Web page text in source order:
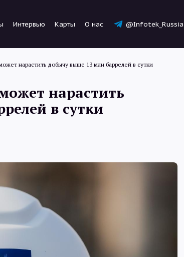
Интервью Карты О нас @Infotek_Russia
Статьи
нарастить добычу выше 13 млн баррелей в сутки
нарастить
в сутки